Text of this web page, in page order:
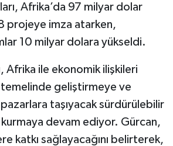
Afrika’da 97 milyar dolar
projeye imza atarken,
10 milyar dolara yükseldi.
Afrika ile ekonomik ilişkileri
temelinde geliştirmeye ve
pazarlara taşıyacak sürdürülebilir
devam ediyor. Gürcan,
katkı sağlayacağını belirterek,